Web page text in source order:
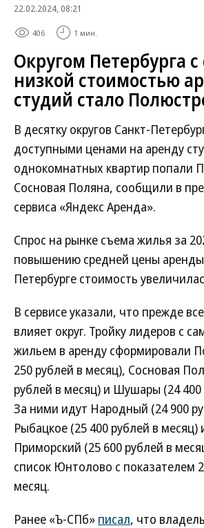
22.02.2024, 08:21
406 1 мин.
Округом Петербурга
низкой стоимостью
студий стало
В десятку округов Санкт-
доступными ценами на аренду
однокомнатных квартир попали
Сосновая Поляна, сообщили в
сервиса «Яндекс Аренда».
Спрос на рынке съема жилья за
повышению средней цены аренды
Петербурге стоимость
В сервисе указали, что прежде
влияет округ. Тройку лидеров с
жильем в аренду сформировали
250 рублей в месяц), Сосновая
рублей в месяц) и Шушары (24 400
За ними идут Народный (24 900
Рыбацкое (25 400 рублей в
Приморский (25 600 рублей в
список Юнтолово с показателем
месяц.
Ранее «Ъ-СПб» писал, что